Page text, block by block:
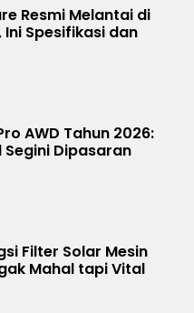
Resmi Melantai di
Ini Spesifikasi dan
AWD Tahun 2026:
Dipasaran
Filter Solar Mesin
Mahal tapi Vital